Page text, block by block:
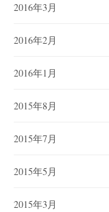
2016年3月
2016年2月
2016年1月
2015年8月
2015年7月
2015年5月
2015年3月